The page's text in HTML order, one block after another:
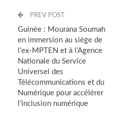
PREV POST
Guinée : Mourana Soumah
en immersion au siège de
l’ex-MPTEN et à l’Agence
Nationale du Service
Universel des
Télécommunications et du
Numérique pour accélérer
l’inclusion numérique